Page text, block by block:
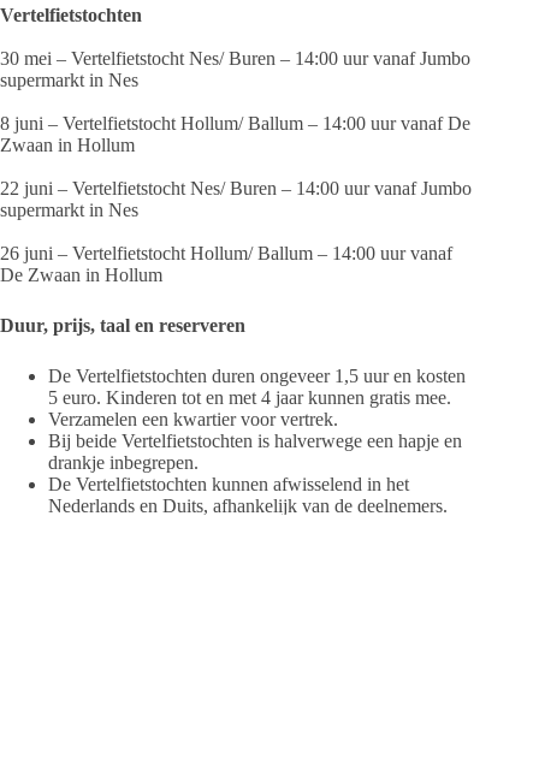
Vertelfietstochten
30 mei – Vertelfietstocht Nes/ Buren – 14:00 uur vanaf Jumbo
supermarkt in Nes
8 juni – Vertelfietstocht Hollum/ Ballum – 14:00 uur vanaf De
Zwaan in Hollum
22 juni – Vertelfietstocht Nes/ Buren – 14:00 uur vanaf Jumbo
supermarkt in Nes
26 juni – Vertelfietstocht Hollum/ Ballum – 14:00 uur vanaf
De Zwaan in Hollum
Duur, prijs, taal en reserveren
De Vertelfietstochten duren ongeveer 1,5 uur en kosten
5 euro. Kinderen tot en met 4 jaar kunnen gratis mee.
Verzamelen een kwartier voor vertrek.
Bij beide Vertelfietstochten is halverwege een hapje en
drankje inbegrepen.
De Vertelfietstochten kunnen afwisselend in het
Nederlands en Duits, afhankelijk van de deelnemers.